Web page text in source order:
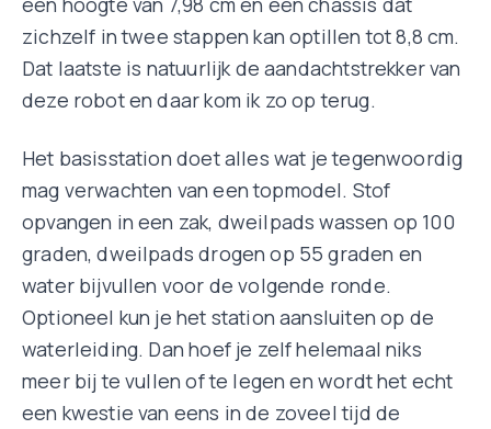
zichzelf in twee stappen kan optillen tot 8,8 cm.
Dat laatste is natuurlijk de aandachtstrekker van
deze robot en daar kom ik zo op terug.
Het basisstation doet alles wat je tegenwoordig
mag verwachten van een topmodel. Stof
opvangen in een zak, dweilpads wassen op 100
graden, dweilpads drogen op 55 graden en
water bijvullen voor de volgende ronde.
Optioneel kun je het station aansluiten op de
waterleiding. Dan hoef je zelf helemaal niks
meer bij te vullen of te legen en wordt het echt
een kwestie van eens in de zoveel tijd de